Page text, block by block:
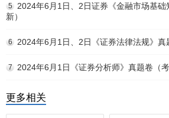
5
2024年6月1日、2日证券《金融市场基础
新）
6 2024年6月1日、2日《证券法律法规》真
7 2024年6月1日《证券分析师》真题卷（考
更多相关